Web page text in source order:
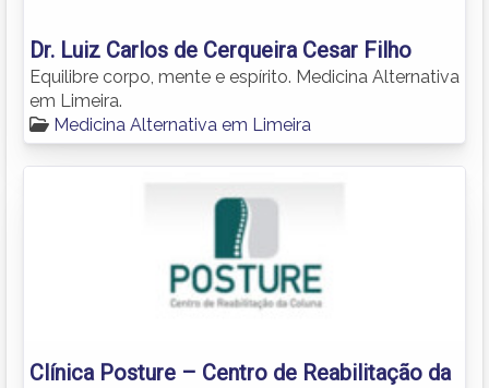
Dr. Luiz Carlos de Cerqueira Cesar Filho
Equilibre corpo, mente e espírito. Medicina Alternativa
em Limeira.
Medicina Alternativa em Limeira
Clínica Posture – Centro de Reabilitação da